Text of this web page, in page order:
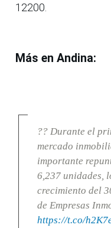
12200.
Más en Andina:
?? Durante el
mercado
importante
6,237 unidades,
crecimiento del
de Empresas
https://t.co/